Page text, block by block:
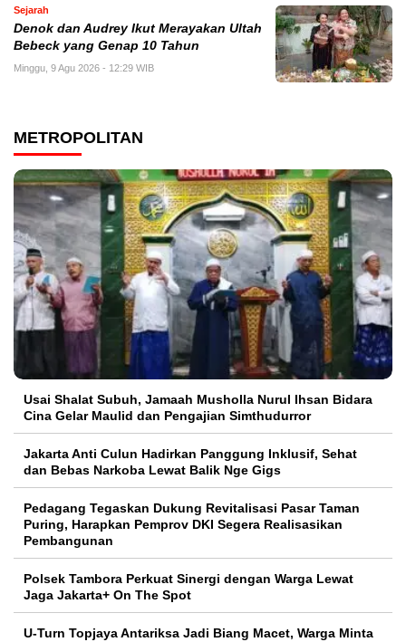
Sejarah
Denok dan Audrey Ikut Merayakan Ultah
Bebeck yang Genap 10 Tahun
Minggu, 9 Agu 2026 - 12:29 WIB
METROPOLITAN
Usai Shalat Subuh, Jamaah Musholla Nurul Ihsan Bidara
Cina Gelar Maulid dan Pengajian Simthudurror
Jakarta Anti Culun Hadirkan Panggung Inklusif, Sehat
dan Bebas Narkoba Lewat Balik Nge Gigs
Pedagang Tegaskan Dukung Revitalisasi Pasar Taman
Puring, Harapkan Pemprov DKI Segera Realisasikan
Pembangunan
Polsek Tambora Perkuat Sinergi dengan Warga Lewat
Jaga Jakarta+ On The Spot
U-Turn Topjaya Antariksa Jadi Biang Macet, Warga Minta